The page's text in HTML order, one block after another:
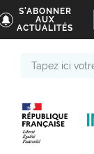
S'ABONNER
AUX
ACTUALITÉS